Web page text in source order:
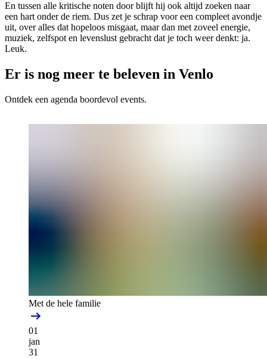
En tussen alle kritische noten door blijft hij ook altijd zoeken naar
een hart onder de riem. Dus zet je schrap voor een compleet avondje
uit, over alles dat hopeloos misgaat, maar dan met zoveel energie,
muziek, zelfspot en levenslust gebracht dat je toch weer denkt: ja.
Leuk.
Er is nog meer te beleven in Venlo
Ontdek een agenda boordevol events.
Met de hele familie
01
jan
31